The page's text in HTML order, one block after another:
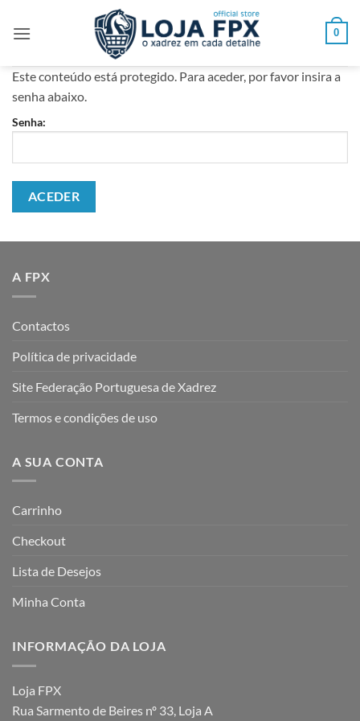
0
Este conteúdo está protegido. Para aceder, por favor insira a
senha abaixo.
Senha:
A FPX
Contactos
Política de privacidade
Site Federação Portuguesa de Xadrez
Termos e condições de uso
A SUA CONTA
Carrinho
Checkout
Lista de Desejos
Minha Conta
INFORMAÇÃO DA LOJA
Loja FPX
Rua Sarmento de Beires nº 33, Loja A